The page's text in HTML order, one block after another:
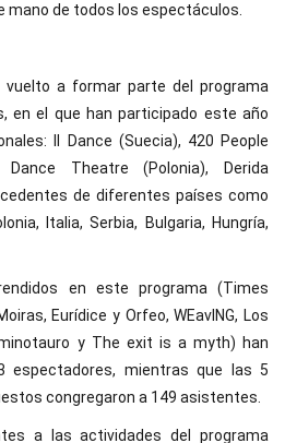
mano de todos los espectáculos.
vuelto a formar parte del programa
en el que han participado este año
Il Dance (Suecia), 420 People
Dance Theatre (Polonia), Derida
de diferentes países como
Italia, Serbia, Bulgaria, Hungría,
en este programa (Times
Eurídice y Orfeo, WEavING, Los
y The exit is a myth) han
espectadores, mientras que las 5
congregaron a 149 asistentes.
a las actividades del programa